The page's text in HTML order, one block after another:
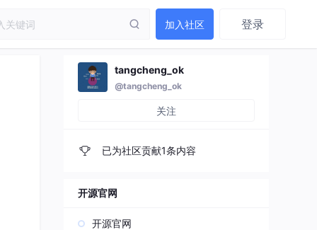
加入社区 登录
tangcheng_ok
@tangcheng_ok
关注
已为社区贡献1条内容
开源官网
开源官网